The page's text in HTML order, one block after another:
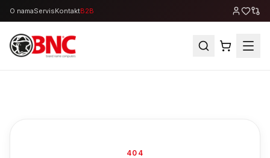
O namaServisKontaktB2B
404